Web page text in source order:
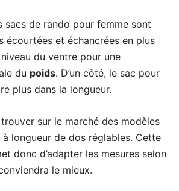
sacs de rando pour femme sont
écourtées et échancrées en plus
niveau du ventre pour une
du poids. D’un côté, le sac pour
plus dans la longueur.
sur le marché des modèles
longueur de dos réglables. Cette
donc d’adapter les mesures selon
le mieux.